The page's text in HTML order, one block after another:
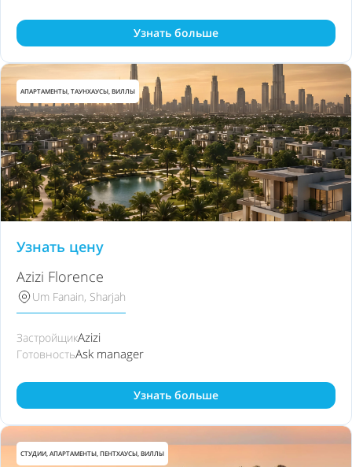
Узнать больше
АПАРТАМЕНТЫ, ТАУНХАУСЫ, ВИЛЛЫ
Узнать цену
Azizi Florence
Um Fanain, Sharjah
ЗастройщикAzizi
ГотовностьAsk manager
Узнать больше
СТУДИИ, АПАРТАМЕНТЫ, ПЕНТХАУСЫ, ВИЛЛЫ